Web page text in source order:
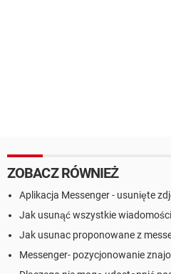
ZOBACZ RÓWNIEŻ
Aplikacja Messenger - usunięte
Jak usunąć wszystkie
Jak usunac proponowane z
Messenger- pozycjonowanie